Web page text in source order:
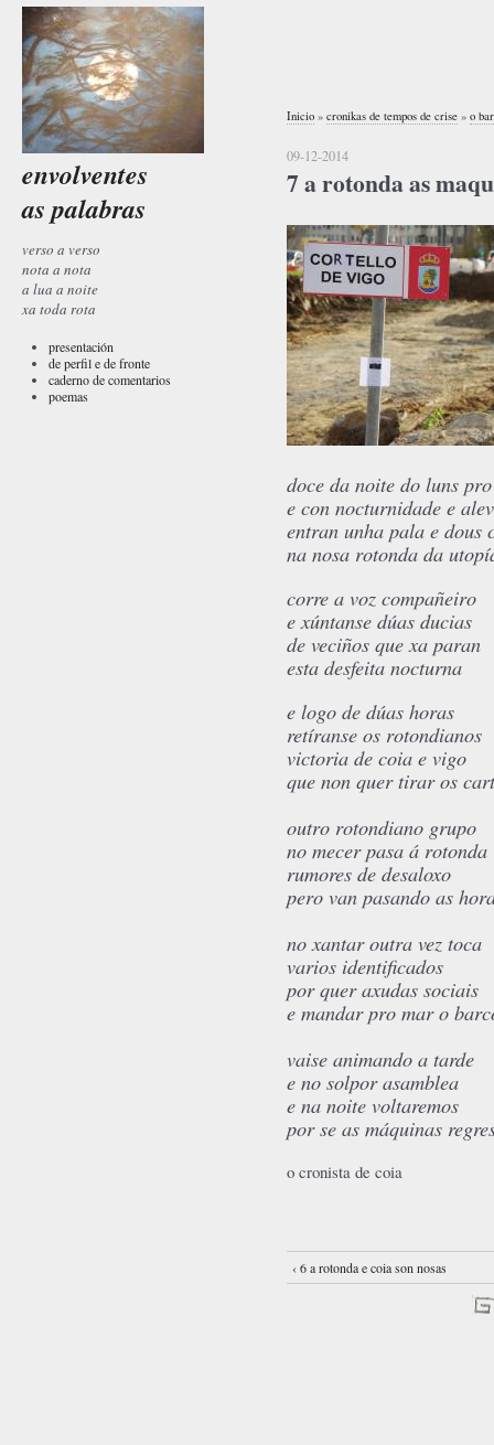
envolventes
as palabras
verso a verso
nota a nota
a lua a noite
xa toda rota
presentación
de perfil e de fronte
caderno de comentarios
poemas
Inicio » cronikas de tempos de crise » o
09-12-2014
7 a rotonda as
doce da noite do luns
e con nocturnidade e
entran unha pala e dous
na nosa rotonda da
corre a voz compañeiro
e xúntanse dúas ducias
de veciños que xa paran
esta desfeita nocturna
e logo de dúas horas
retíranse os rotondianos
victoria de coia e vigo
que non quer tirar os
outro rotondiano grupo
no mecer pasa á rotonda
rumores de desaloxo
pero van pasando as
no xantar outra vez toca
varios identificados
por quer axudas sociais
e mandar pro mar o
vaise animando a tarde
e no solpor asamblea
e na noite voltaremos
por se as máquinas
o cronista de coia
‹ 6 a rotonda e coia son nosas